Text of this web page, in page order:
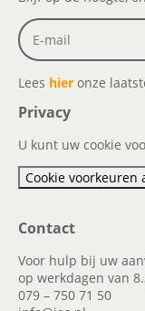
Lees hier onze
Privacy
U kunt uw cookie
Cookie voorkeuren
Contact
Voor hulp bij uw
op werkdagen van
079 – 750 71 50